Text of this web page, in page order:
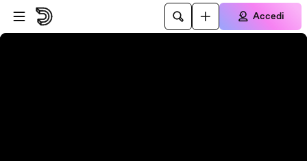
Vai al lettore
Passa al contenuto principale
Accedi